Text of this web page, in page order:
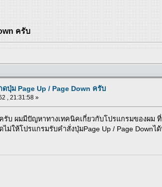
ครับ
ดปุ่ม Page Up / Page Down ครับ
, 21:31:58 »
รับ ผมมีปัญหาทางเทคนิคเกี่ยวกับโปรแกรมของผ
ม่ให้โปรแกรมรับคำสั่งปุ่มPage Up / Page Downไ